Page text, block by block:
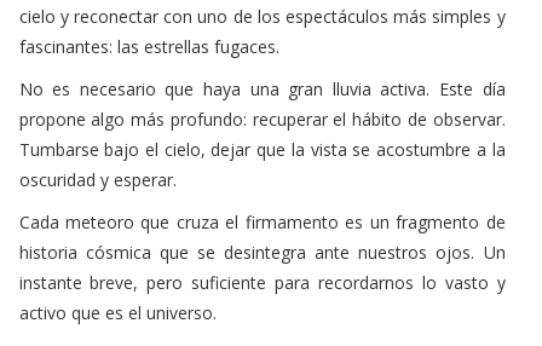
cielo y reconectar con uno de los espectáculos más simples y
fascinantes: las estrellas fugaces.
No es necesario que haya una gran lluvia activa. Este día
propone algo más profundo: recuperar el hábito de observar.
Tumbarse bajo el cielo, dejar que la vista se acostumbre a la
oscuridad y esperar.
Cada meteoro que cruza el firmamento es un fragmento de
historia cósmica que se desintegra ante nuestros ojos. Un
instante breve, pero suficiente para recordarnos lo vasto y
activo que es el universo.